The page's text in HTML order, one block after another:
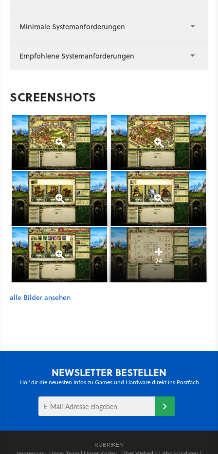
Minimale Systemanforderungen
Empfohlene Systemanforderungen
SCREENSHOTS
24
alle Bilder ansehen
NEWSLETTER BESTELLEN
Hol' dir die neuesten Infos zu Games und Hardware direkt ins Postfach
RUBRIKEN